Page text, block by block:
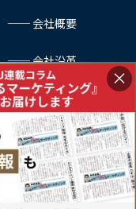
×
── 会社概要
── 会社沿革
ービス利用規約
イバシーポリシー
取引法に基づく表記